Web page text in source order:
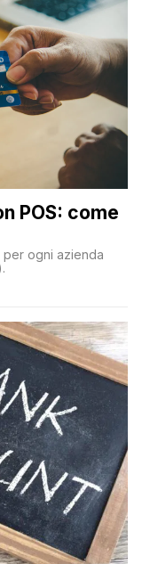
POS: come
per ogni azienda